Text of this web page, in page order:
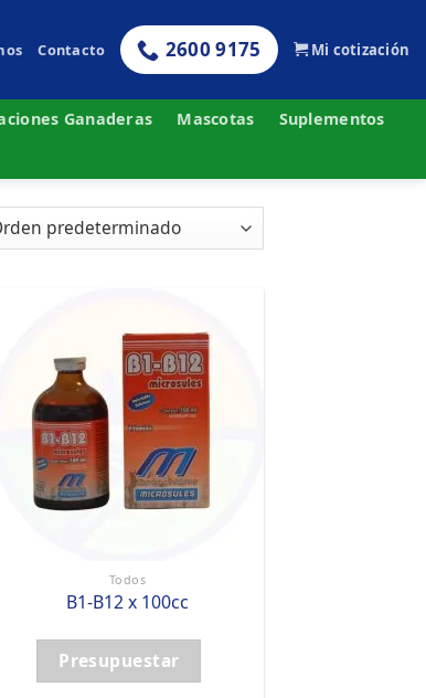
Contacto 2600 9175 Mi cotización
Ganaderas Mascotas
Suplementos
Todos
B1-B12 x 100cc
Presupuestar